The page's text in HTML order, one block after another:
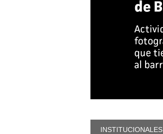
INSTITUCIONALES